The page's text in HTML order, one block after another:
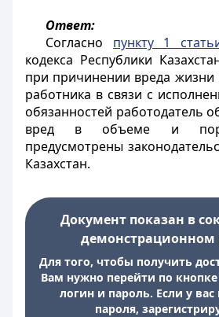
Ответ:
Согласно пункту 1
кодекса Республики
при причинении вреда
работника в связи с
обязанностей работодатель
вред в объеме и
предусмотрены
Казахстан.
Документ показан в
Для того, чтобы получить
Вам нужно перейти по
логин и пароль. Если у вас
пароля,